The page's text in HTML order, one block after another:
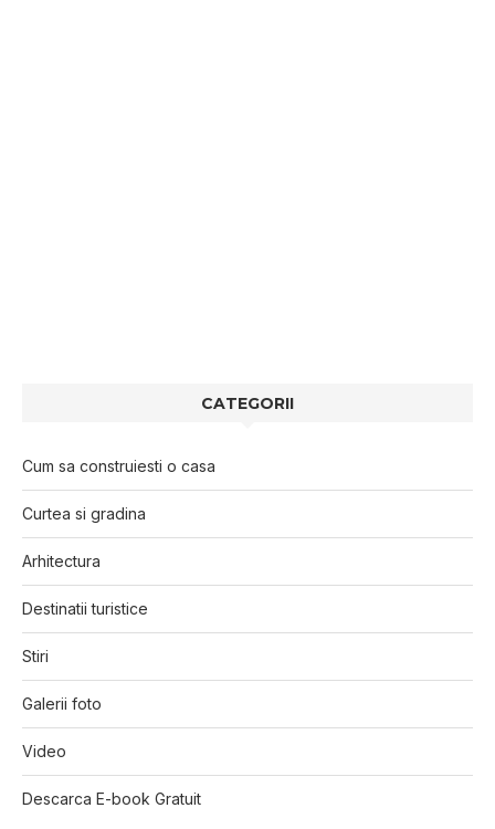
CATEGORII
Cum sa construiesti o casa
Curtea si gradina
Arhitectura
Destinatii turistice
Stiri
Galerii foto
Video
Descarca E-book Gratuit